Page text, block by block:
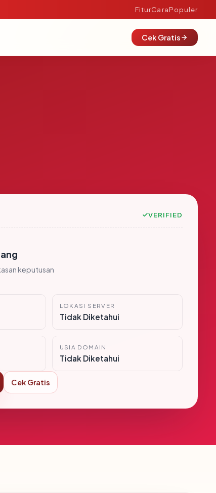
FiturCaraPopuler
Cek Gratis
VERIFIED
keputusan
LOKASI SERVER
Tidak Diketahui
USIA DOMAIN
Tidak Diketahui
Cek Gratis